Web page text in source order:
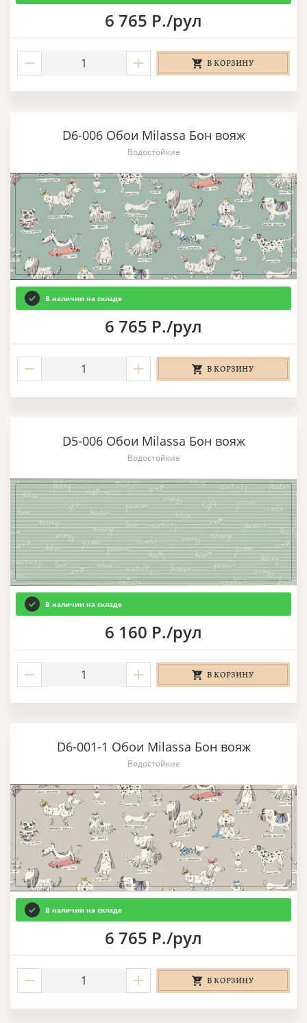
6 765 Р./рул
В КОРЗИНУ
D6-006 Обои Milassa Бон вояж
Водостойкие
В наличии на складе
6 765 Р./рул
В КОРЗИНУ
D5-006 Обои Milassa Бон вояж
Водостойкие
В наличии на складе
6 160 Р./рул
В КОРЗИНУ
D6-001-1 Обои Milassa Бон вояж
Водостойкие
В наличии на складе
6 765 Р./рул
В КОРЗИНУ